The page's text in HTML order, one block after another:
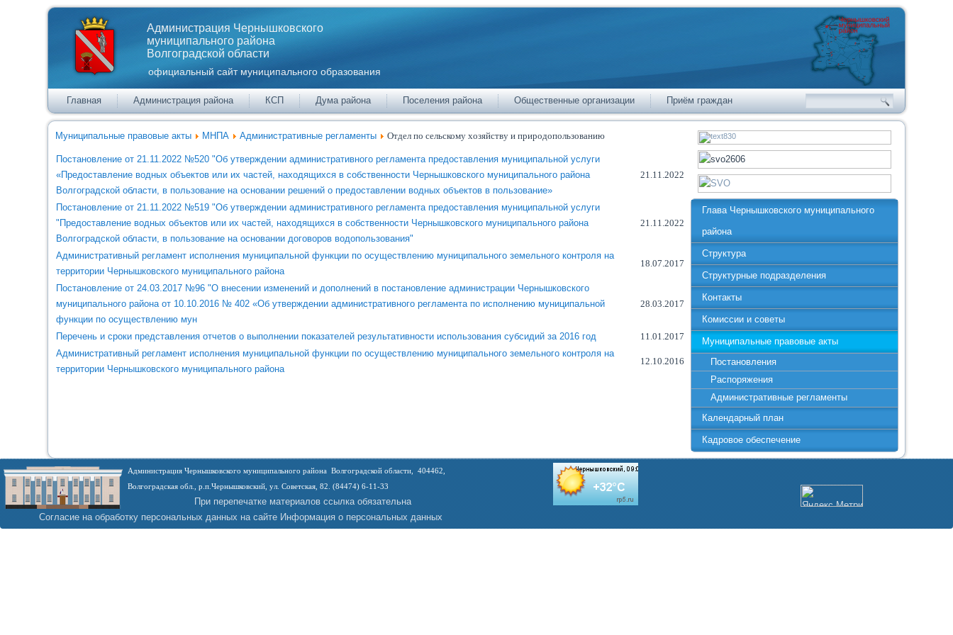
Администрация Чернышковского
муниципального района
Волгоградской области
официальный сайт муниципального образования
Главная Администрация района КСП Дума района Поселения района Общественные организации Приём граждан
Муниципальные правовые акты МНПА Административные регламенты Отдел по сельскому хозяйству и природопользованию
Постановление от 21.11.2022 №520 "Об утверждении административного регламента предоставления муниципальной услуги
«Предоставление водных объектов или их частей, находящихся в собственности Чернышковского муниципального района
Волгоградской области, в пользование на основании решений о предоставлении водных объектов в пользование»
21.11.2022
Постановление от 21.11.2022 №519 "Об утверждении административного регламента предоставления муниципальной услуги
"Предоставление водных объектов или их частей, находящихся в собственности Чернышковского муниципального района
Волгоградской области, в пользование на основании договоров водопользования"
21.11.2022
Административный регламент исполнения муниципальной функции по осуществлению муниципального земельного контроля на
территории Чернышковского муниципального района
18.07.2017
Постановление от 24.03.2017 №96 "О внесении изменений и дополнений в постановление администрации Чернышковского
муниципального района от 10.10.2016 № 402 «Об утверждении административного регламента по исполнению муниципальной
функции по осуществлению мун
28.03.2017
Перечень и сроки представления отчетов о выполнении показателей результативности использования субсидий за 2016 год
11.01.2017
Административный регламент исполнения муниципальной функции по осуществлению муниципального земельного контроля на
территории Чернышковского муниципального района
12.10.2016
Глава Чернышковского муниципального
района
Структура
Структурные подразделения
Контакты
Комиссии и советы
Муниципальные правовые акты
Постановления
Распоряжения
Административные регламенты
Календарный план
Кадровое обеспечение
Администрация Чернышковского муниципального района Волгоградской области, 404462,
Волгоградская обл., р.п.Чернышковский, ул. Советская, 82. (84474) 6-11-33
При перепечатке материалов ссылка обязательна
Согласие на обработку персональных данных на сайте Информация о персональных данных